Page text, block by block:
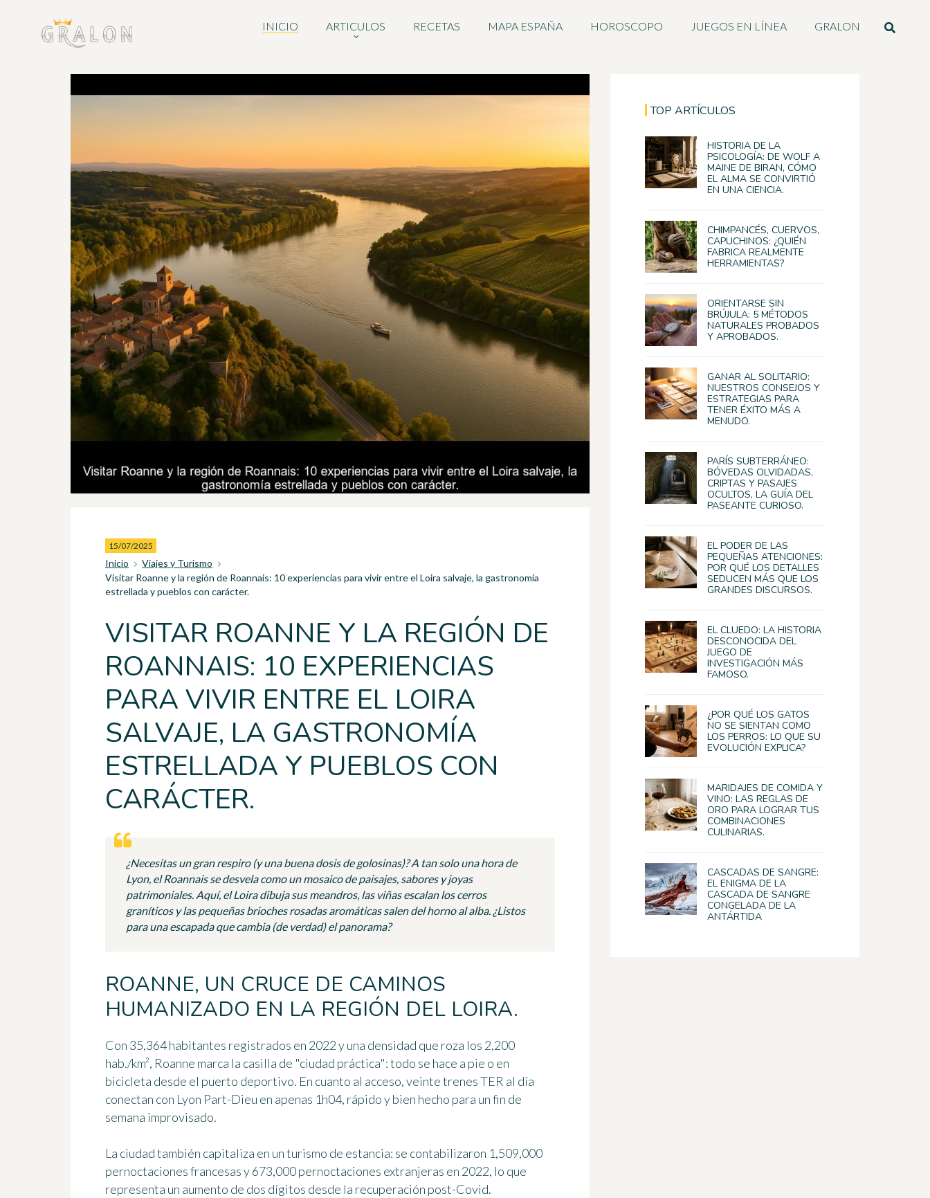
INICIO ARTICULOS RECETAS MAPA ESPAÑA HOROSCOPO JUEGOS EN LÍNEA GRALON
15/07/2025
Inicio
Viajes y Turismo
Visitar Roanne y la región de Roannais: 10 experiencias para vivir entre el Loira salvaje, la gastronomía
estrellada y pueblos con carácter.
VISITAR ROANNE Y LA REGIÓN DE
ROANNAIS: 10 EXPERIENCIAS
PARA VIVIR ENTRE EL LOIRA
SALVAJE, LA GASTRONOMÍA
ESTRELLADA Y PUEBLOS CON
CARÁCTER.
¿Necesitas un gran respiro (y una buena dosis de golosinas)? A tan solo una hora de
Lyon, el Roannais se desvela como un mosaico de paisajes, sabores y joyas
patrimoniales. Aquí, el Loira dibuja sus meandros, las viñas escalan los cerros
graníticos y las pequeñas brioches rosadas aromáticas salen del horno al alba. ¿Listos
para una escapada que cambia (de verdad) el panorama?
ROANNE, UN CRUCE DE CAMINOS
HUMANIZADO EN LA REGIÓN DEL LOIRA.
Con 35,364 habitantes registrados en 2022 y una densidad que roza los 2,200
hab./km², Roanne marca la casilla de "ciudad práctica": todo se hace a pie o en
bicicleta desde el puerto deportivo. En cuanto al acceso, veinte trenes TER al día
conectan con Lyon Part-Dieu en apenas 1h04, rápido y bien hecho para un fin de
semana improvisado.
La ciudad también capitaliza en un turismo de estancia: se contabilizaron 1,509,000
pernoctaciones francesas y 673,000 pernoctaciones extranjeras en 2022, lo que
representa un aumento de dos dígitos desde la recuperación post-Covid.
TOP ARTÍCULOS
HISTORIA DE LA
PSICOLOGÍA: DE WOLF A
MAINE DE BIRAN, CÓMO
EL ALMA SE CONVIRTIÓ
EN UNA CIENCIA.
CHIMPANCÉS, CUERVOS,
CAPUCHINOS: ¿QUIÉN
FABRICA REALMENTE
HERRAMIENTAS?
ORIENTARSE SIN
BRÚJULA: 5 MÉTODOS
NATURALES PROBADOS
Y APROBADOS.
GANAR AL SOLITARIO:
NUESTROS CONSEJOS Y
ESTRATEGIAS PARA
TENER ÉXITO MÁS A
MENUDO.
PARÍS SUBTERRÁNEO:
BÓVEDAS OLVIDADAS,
CRIPTAS Y PASAJES
OCULTOS, LA GUÍA DEL
PASEANTE CURIOSO.
EL PODER DE LAS
PEQUEÑAS ATENCIONES:
POR QUÉ LOS DETALLES
SEDUCEN MÁS QUE LOS
GRANDES DISCURSOS.
EL CLUEDO: LA HISTORIA
DESCONOCIDA DEL
JUEGO DE
INVESTIGACIÓN MÁS
FAMOSO.
¿POR QUÉ LOS GATOS
NO SE SIENTAN COMO
LOS PERROS: LO QUE SU
EVOLUCIÓN EXPLICA?
MARIDAJES DE COMIDA Y
VINO: LAS REGLAS DE
ORO PARA LOGRAR TUS
COMBINACIONES
CULINARIAS.
CASCADAS DE SANGRE:
EL ENIGMA DE LA
CASCADA DE SANGRE
CONGELADA DE LA
ANTÁRTIDA